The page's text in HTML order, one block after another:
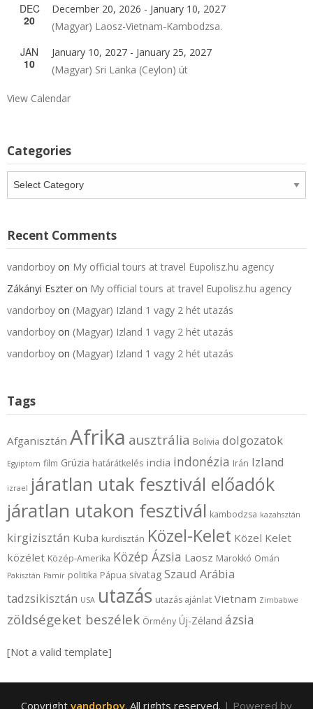
DEC
20
December 20, 2026 - January 10, 2027
(Magyar) Laosz-Vietnam-Kambodzsa.
JAN
10
January 10, 2027 - January 25, 2027
(Magyar) Sri Lanka (Ceylon) út
View Calendar
Categories
Recent Comments
vandorboy on My official tours at travel Eupolisz.hu agency
Zákányi Eszter on My official tours at travel Eupolisz.hu agency
vandorboy on (Magyar) Izland 1 vagy 2 hét utazás
vandorboy on (Magyar) Izland 1 vagy 2 hét utazás
vandorboy on (Magyar) Izland 1 vagy 2 hét utazás
Tags
Afganisztán Afrika ausztrália Bolivia dolgozatok
Egyiptom film Grúzia határátkelés india indonézia Irán Izland
izrael járatlan utak fesztivál előadók
járatlan utakon fesztivál kambodzsa kazahsztán
kirgizisztán Kuba kurdisztán Közel-Kelet Közel Kelet
közélet Közép-Amerika Közép Ázsia Laosz Marokkó Omán
Pakisztán Pamír politika Pápua sivatag Szaud Arábia
tadzsikisztán USA utazás utazás ajánlat Vietnam Zimbabwe
zöldségeket beszélek Örmény Új-Zéland ázsia
[Not a valid template]
Copyright vandorboy. All rights reserved. | Powered by